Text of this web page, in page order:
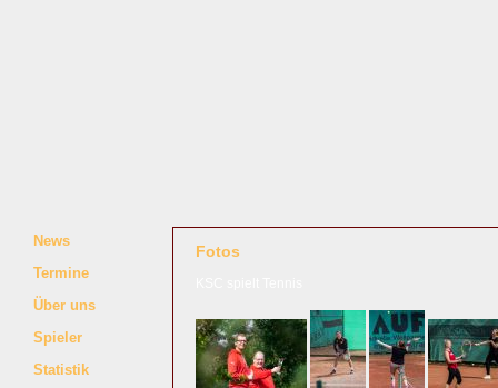
News
Termine
Über uns
Spieler
Statistik
Fotos